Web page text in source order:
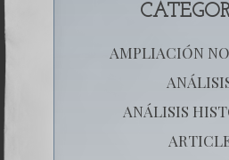
AMPLIACIÓN
ANÁLISIS